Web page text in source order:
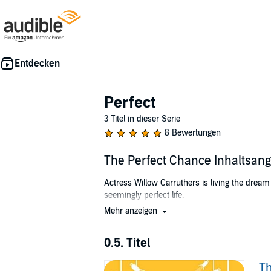
Perfect
3 Titel in dieser Serie
8 Bewertungen
The Perfect Chance
Actress Willow Carruthers is living the
seemingly perfect life.
Country girl Kitty Middlemist arrives in
As their lives and secrets become
The Perfect Chance
is a short story and just
Mehr anzeigen
0.5. Titel